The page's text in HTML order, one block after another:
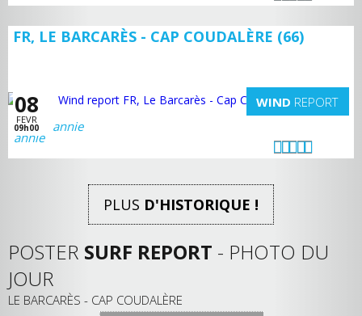
FR, LE BARCARÈS - CAP COUDALÈRE (66)
08
FEVR
09h00
WIND REPORT
annie
PLUS D'HISTORIQUE !
POSTER SURF REPORT - PHOTO DU
JOUR
LE BARCARÈS - CAP COUDALÈRE